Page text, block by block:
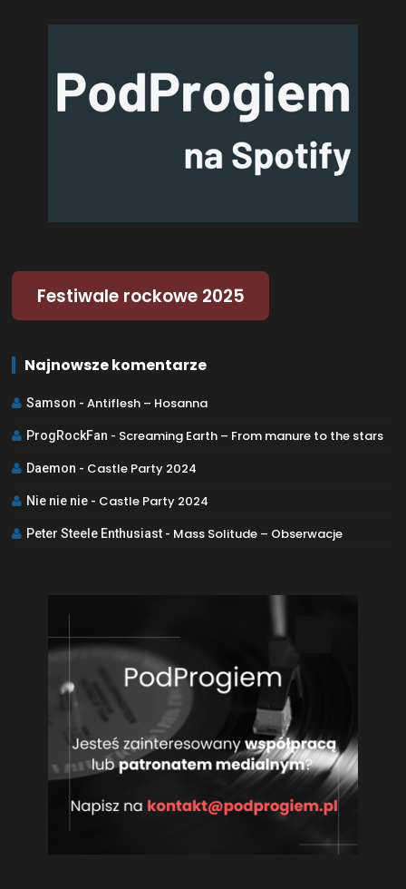
Festiwale rockowe 2025
Najnowsze komentarze
Samson - Antiflesh – Hosanna
ProgRockFan - Screaming Earth – From manure to the stars
Daemon - Castle Party 2024
Nie nie nie - Castle Party 2024
Peter Steele Enthusiast - Mass Solitude – Obserwacje